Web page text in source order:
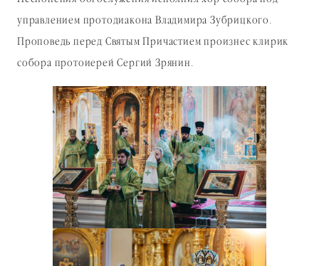
управлением протодиакона Владимира Зубрицкого.
Проповедь перед Святым Причастием произнес клирик
собора протоиерей Сергий Зрянин.